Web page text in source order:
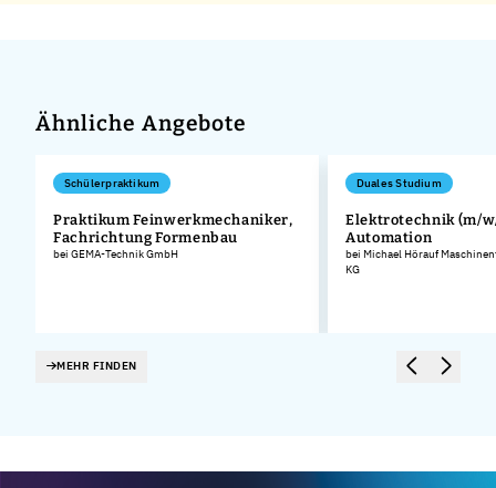
Ähnliche Angebote
Schülerpraktikum
Praktikum Feinwerkmechaniker,
Fachrichtung Formenbau
bei GEMA-Technik GmbH
Duales Studium
Elektrotechnik (m/
Automation
bei Michael Hörauf
KG
MEHR FINDEN